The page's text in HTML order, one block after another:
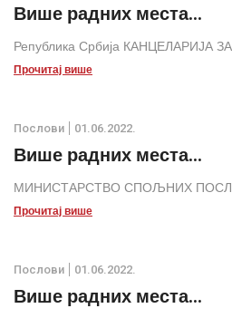
Више радних места...
Република Србија КАНЦЕЛАРИЈА
Прочитај више
Послови 01.06.2022.
Више радних места...
МИНИСТАРСТВО СПОЉНИХ
Прочитај више
Послови 01.06.2022.
Више радних места...